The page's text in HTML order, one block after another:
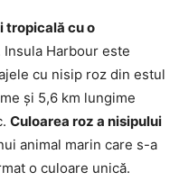
tropicală cu o
Insula Harbour este
cu nisip roz din estul
și 5,6 km lungime
Culoarea roz a nisipului
animal marin care s-a
o culoare unică.